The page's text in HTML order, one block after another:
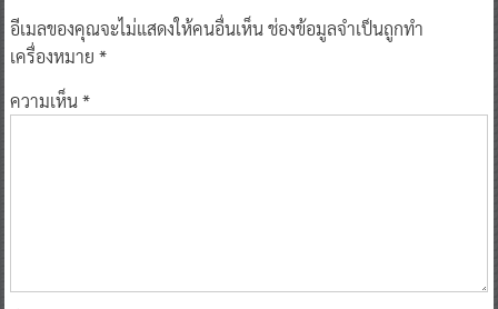
อีเมลของคุณจะไม่แสดงให้คนอื่นเห็นช่องข้อมูลจำเป็นถูกทำ
เครื่องหมาย *
ความเห็น*